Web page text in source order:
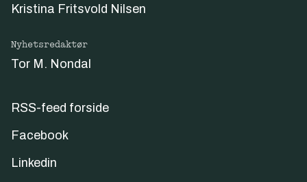
Kristina Fritsvold Nilsen
Nyhetsredaktør
Tor M. Nondal
RSS-feed forside
Facebook
Linkedin